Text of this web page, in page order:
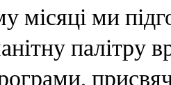
місяці ми
палітру